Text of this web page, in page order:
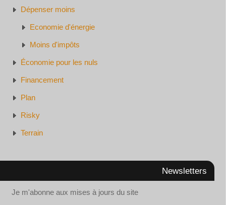
Dépenser moins
Economie d'énergie
Moins d'impôts
Économie pour les nuls
Financement
Plan
Risky
Terrain
Newsletters
Je m'abonne aux mises à jours du site